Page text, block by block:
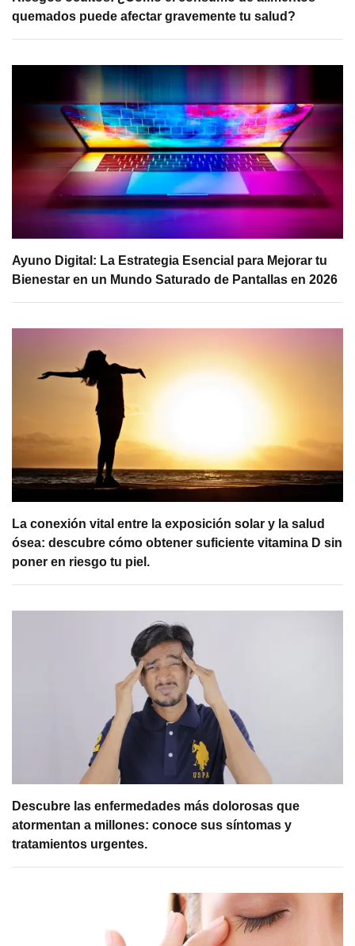
quemados puede afectar gravemente tu salud?
Ayuno Digital: La Estrategia Esencial para Mejorar tu
Bienestar en un Mundo Saturado de Pantallas en 2026
La conexión vital entre la exposición solar y la salud
ósea: descubre cómo obtener suficiente vitamina D sin
poner en riesgo tu piel.
Descubre las enfermedades más dolorosas que
atormentan a millones: conoce sus síntomas y
tratamientos urgentes.